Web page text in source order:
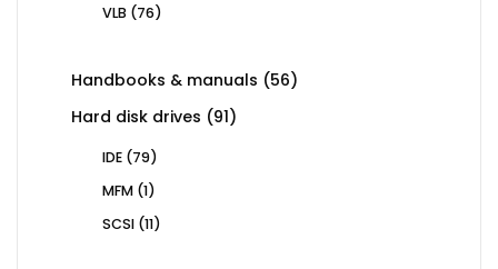
VLB 7676
Handbooks & manuals 5656
Hard disk drives 9191
IDE 7979
MFM 11
SCSI 1111